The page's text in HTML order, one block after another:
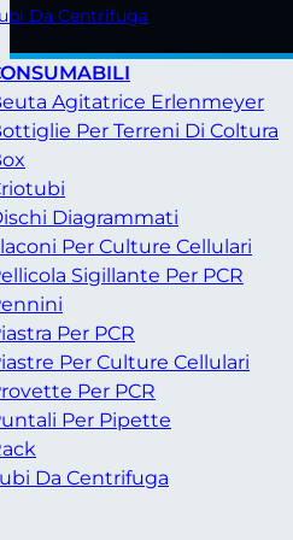
Da Centrifuga
Agitatrice Erlenmeyer
Per Terreni Di Coltura
Diagrammati
Per Culture Cellulari
Sigillante Per PCR
Per PCR
Per Culture Cellulari
Per PCR
Per Pipette
Da Centrifuga